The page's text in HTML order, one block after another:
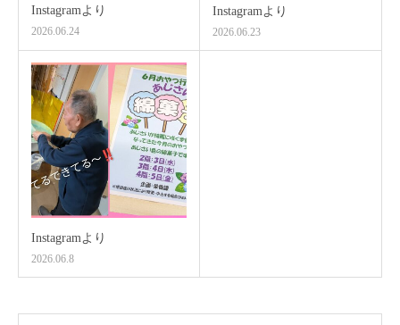
Instagramより
2026.06.24
Instagramより
2026.06.23
Instagramより
2026.06.8